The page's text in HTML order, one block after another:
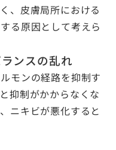
、皮膚局所における
る原因として考えら
ンスの乱れ
モンの経路を抑制す
抑制がかからなくな
ニキビが悪化すると